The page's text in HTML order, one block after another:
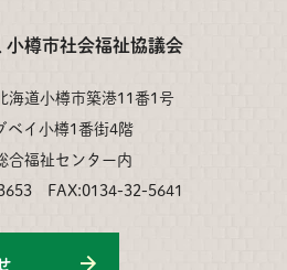
小樽市社会福祉協議会
海道小樽市築港11番1号
ベイ小樽1番街4階
合福祉センター内
FAX:0134-32-5641